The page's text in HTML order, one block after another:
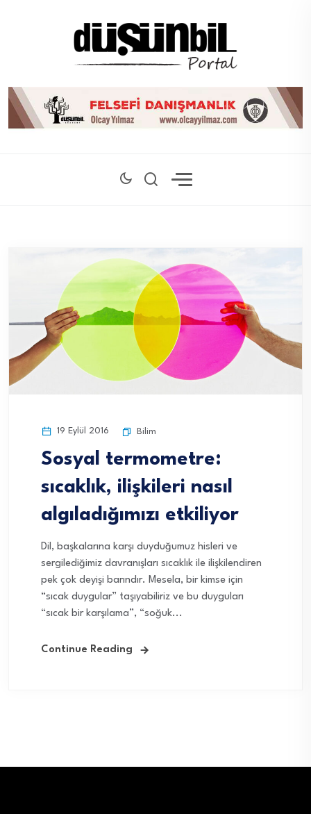
19 Eylül 2016 Bilim
Sosyal termometre:
sıcaklık, ilişkileri nasıl
algıladığımızı etkiliyor
Dil, başkalarına karşı duyduğumuz hisleri ve
sergilediğimiz davranışları sıcaklık ile ilişkilendiren
pek çok deyişi barındır. Mesela, bir kimse için
“sıcak duygular” taşıyabiliriz ve bu duyguları
“sıcak bir karşılama”, “soğuk...
Continue Reading